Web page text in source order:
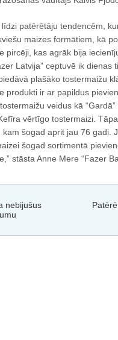
līdzi patērētāju tendencēm,
maizes formātiem, kā
pircēji, kas agrāk bija
Latvija” ceptuvē ik
plašāko tostermaižu
produkti ir ar papildus
veidus kā
vērtīgo tostermaizi.
kam šogad aprit jau 76 gadi.
šogad sortimentā
stāsta Anne Mere “Fazer
nebijušus